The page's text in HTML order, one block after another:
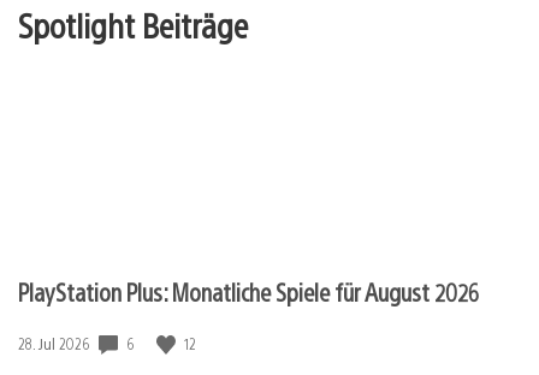
Spotlight Beiträge
PlayStation Plus: Monatliche Spiele für August 2026
Veröffentlichungsdatum:
28. Jul 2026 6 12